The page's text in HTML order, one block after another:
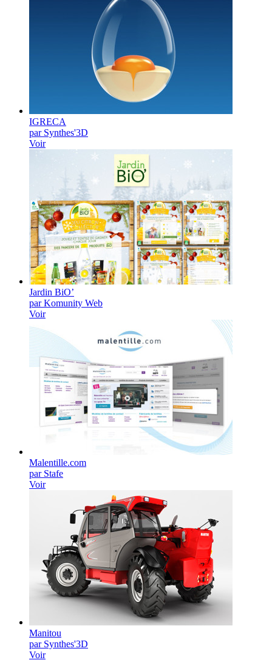
IGRECA
par Synthes'3D
Voir
Jardin BiO’
par Komunity Web
Voir
Malentille.com
par Stafe
Voir
Manitou
par Synthes'3D
Voir